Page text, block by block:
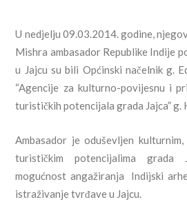
U nedjelju 09.03.2014. godine,
Mishra ambasador Republike Indije
u Jajcu su bili Općinski načelnik g.
“Agencije za kulturno-povijesnu i
turističkih potencijala grada Jajca” g.
Ambasador je oduševljen
turističkim potencijalima
mogućnost angažiranja Indijski
istraživanje tvrđave u Jajcu.